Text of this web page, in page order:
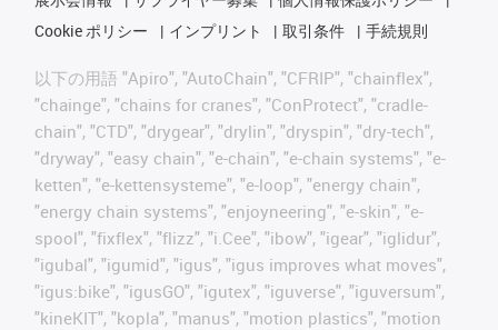
Cookie ポリシー
インプリント 取引条件 手続規則
以下の用語 "Apiro", "AutoChain", "CFRIP", "chainflex",
"chainge", "chains for cranes", "ConProtect", "cradle-
chain", "CTD", "drygear", "drylin", "dryspin", "dry-tech",
"dryway", "easy chain", "e-chain", "e-chain systems", "e-
ketten", "e-kettensysteme", "e-loop", "energy chain",
"energy chain systems", "enjoyneering", "e-skin", "e-
spool", "fixflex", "flizz", "i.Cee", "ibow", "igear", "iglidur",
"igubal", "igumid", "igus", "igus improves what moves",
"igus:bike", "igusGO", "igutex", "iguverse", "iguversum",
"kineKIT", "kopla", "manus", "motion plastics", "motion